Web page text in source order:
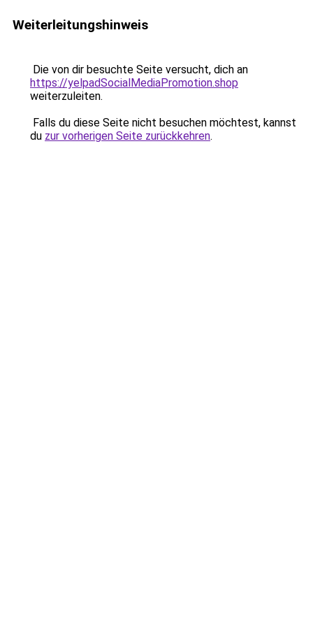
Weiterleitungshinweis
Die von dir besuchte Seite versucht, dich an
https://yelpadSocialMediaPromotion.shop
weiterzuleiten.
Falls du diese Seite nicht besuchen möchtest, kannst
du zur vorherigen Seite zurückkehren.